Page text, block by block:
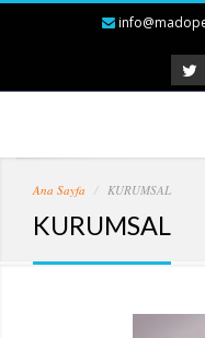
Ana Sayfa KURUMSAL
KURUMSAL